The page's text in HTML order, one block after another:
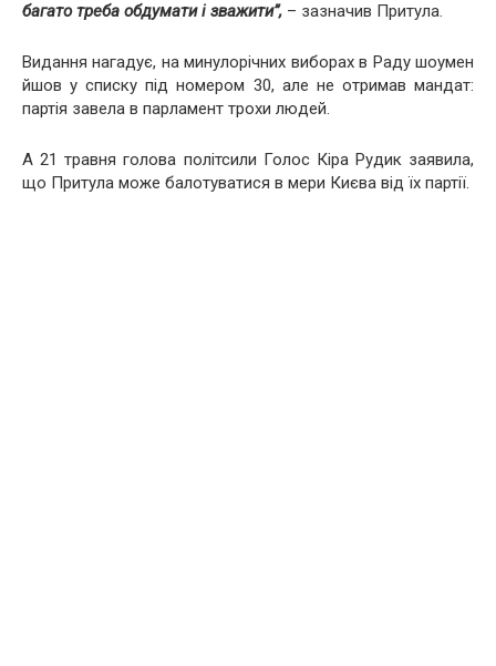
багато треба обдумати і зважити”, – зазначив Притула.
Видання нагадує, на минулорічних виборах в Раду шоумен
йшов у списку під номером 30, але не отримав мандат:
партія завела в парламент трохи людей.
А 21 травня голова політсили Голос Кіра Рудик заявила,
що Притула може балотуватися в мери Києва від їх партії.